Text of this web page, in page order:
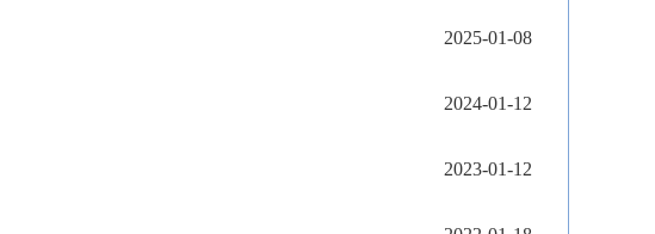
2025-01-08
2024-01-12
2023-01-12